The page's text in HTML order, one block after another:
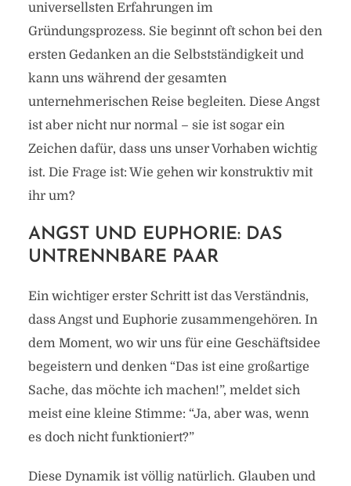
universellsten Erfahrungen im
Gründungsprozess. Sie beginnt oft schon bei den
ersten Gedanken an die Selbstständigkeit und
kann uns während der gesamten
unternehmerischen Reise begleiten. Diese Angst
ist aber nicht nur normal – sie ist sogar ein
Zeichen dafür, dass uns unser Vorhaben wichtig
ist. Die Frage ist: Wie gehen wir konstruktiv mit
ihr um?
ANGST UND EUPHORIE: DAS
UNTRENNBARE PAAR
Ein wichtiger erster Schritt ist das Verständnis,
dass Angst und Euphorie zusammengehören. In
dem Moment, wo wir uns für eine Geschäftsidee
begeistern und denken “Das ist eine großartige
Sache, das möchte ich machen!”, meldet sich
meist eine kleine Stimme: “Ja, aber was, wenn
es doch nicht funktioniert?”
Diese Dynamik ist völlig natürlich. Glauben und